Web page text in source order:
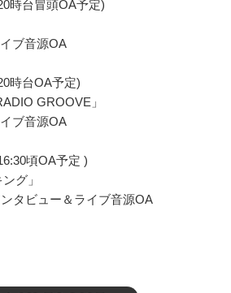
時台冒頭OA予定)
ブ音源OA
時台OA予定)
GROOVE」
ブ音源OA
頃OA予定 )
グ」
タビュー＆ライブ音源OA